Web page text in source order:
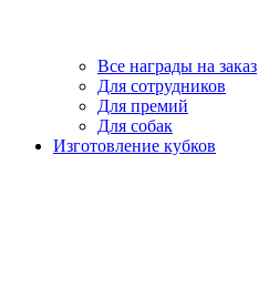
Все награды на заказ
Для сотрудников
Для премий
Для собак
Изготовление кубков